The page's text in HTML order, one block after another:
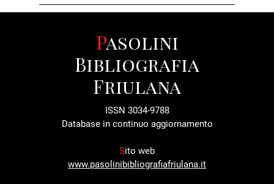
Pasolini
Bibliografia
Friulana
ISSN 3034-9788
Database in continuo aggiornamento
Sito web
www.pasolinibibliografiafriulana.it